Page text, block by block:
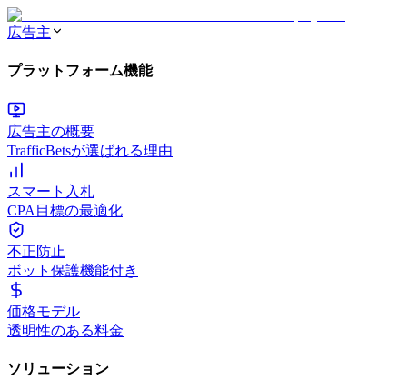
広告主
プラットフォーム機能
広告主の概要
TrafficBetsが選ばれる理由
スマート入札
CPA目標の最適化
不正防止
ボット保護機能付き
価格モデル
透明性のある料金
ソリューション